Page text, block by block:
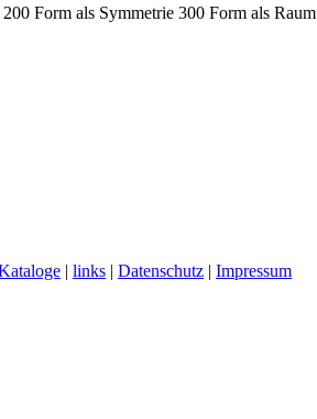
200 Form als Symmetrie 300 Form als Raum
| links | Datenschutz | Impressum